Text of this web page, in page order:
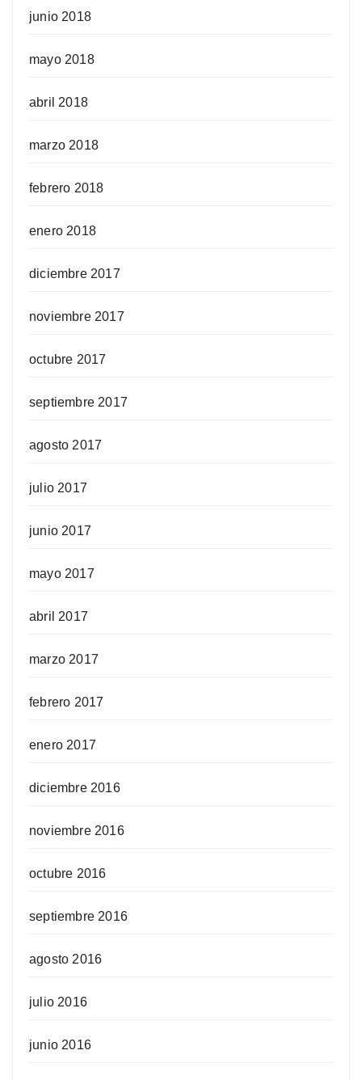
junio 2018
mayo 2018
abril 2018
marzo 2018
febrero 2018
enero 2018
diciembre 2017
noviembre 2017
octubre 2017
septiembre 2017
agosto 2017
julio 2017
junio 2017
mayo 2017
abril 2017
marzo 2017
febrero 2017
enero 2017
diciembre 2016
noviembre 2016
octubre 2016
septiembre 2016
agosto 2016
julio 2016
junio 2016